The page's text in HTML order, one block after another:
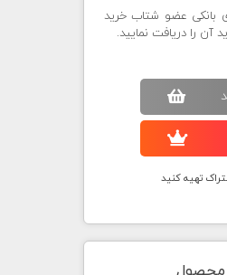
بانکی عضو شتاب خرید
آن را دریافت نمایید.
تهیه کنید